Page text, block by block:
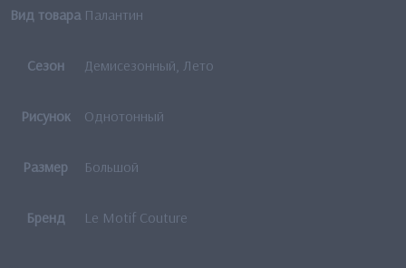
Вид товара Палантин
Сезон Демисезонный, Лето
Рисунок Однотонный
Размер Большой
Бренд Le Motif Couture